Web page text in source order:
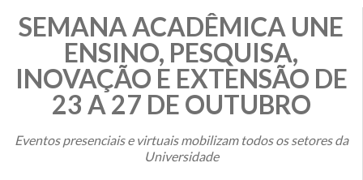
SEMANA ACADÊMICA UNE
ENSINO, PESQUISA,
INOVAÇÃO E EXTENSÃO DE
23 A 27 DE OUTUBRO
Eventos presenciais e virtuais mobilizam todos os setores da
Universidade